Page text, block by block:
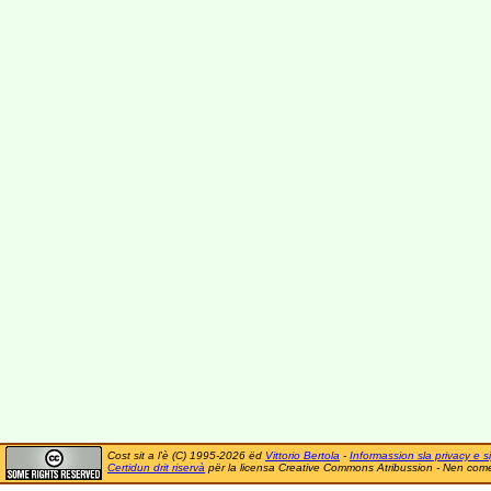
Cost sit a l'è (C) 1995-2026 ëd Vittorio Bertola - Informassion sla privacy e
Certidun drit riservà për la licensa Creative Commons Atribussion - Nen